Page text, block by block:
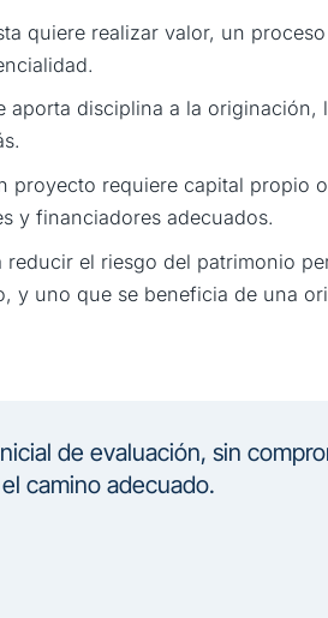
quiere realizar valor, un
aporta disciplina a la originación,
proyecto requiere capital propio
y financiadores adecuados.
el riesgo del patrimonio
y uno que se beneficia de una
de evaluación, sin
camino adecuado.